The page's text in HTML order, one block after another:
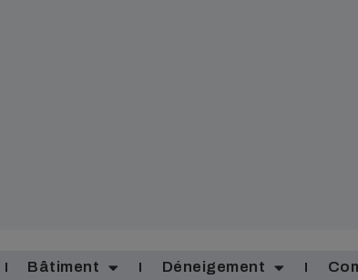
Bâtiment Déneigement